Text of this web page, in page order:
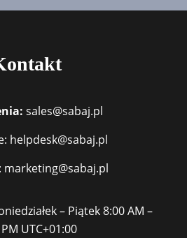
sales@sabaj.pl
helpdesk@sabaj.pl
marketing@sabaj.pl
– Piątek 8:00 AM –
UTC+01:00